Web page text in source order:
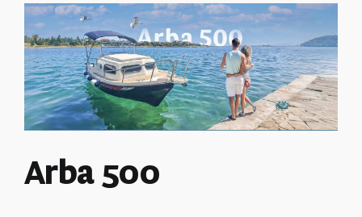
Kontakt
Arba 500